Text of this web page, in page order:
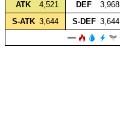
ATK
4,521 DEF 3,968
S‑ATK 3,644 S‑DEF 3,644